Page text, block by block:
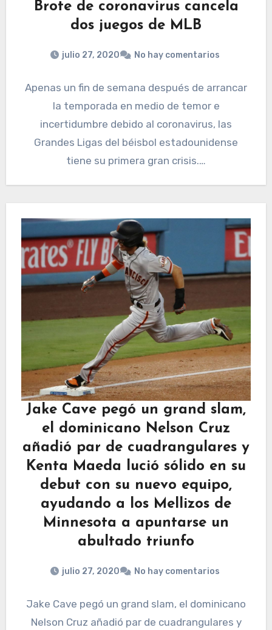
Brote de coronavirus cancela
dos juegos de MLB
julio 27, 2020 No hay comentarios
Apenas un fin de semana después de arrancar
la temporada en medio de temor e
incertidumbre debido al coronavirus, las
Grandes Ligas del béisbol estadounidense
tiene su primera gran crisis.…
Jake Cave pegó un grand slam,
el dominicano Nelson Cruz
añadió par de cuadrangulares y
Kenta Maeda lució sólido en su
debut con su nuevo equipo,
ayudando a los Mellizos de
Minnesota a apuntarse un
abultado triunfo
julio 27, 2020 No hay comentarios
Jake Cave pegó un grand slam, el dominicano
Nelson Cruz añadió par de cuadrangulares y